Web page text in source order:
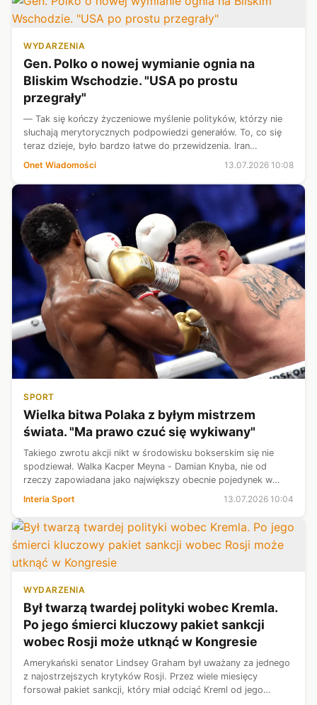
WYDARZENIA
Gen. Polko o nowej wymianie ognia na
Bliskim Wschodzie. "USA po prostu
przegrały"
— Tak się kończy życzeniowe myślenie polityków, którzy nie
słuchają merytorycznych podpowiedzi generałów. To, co się
teraz dzieje, było bardzo łatwe do przewidzenia. Iran
zaatakowany przez USA, uderzył w Saudów, podważając
wiarygodność amerykańską. W...
Onet Wiadomości 13.07.2026 10:08
SPORT
Wielka bitwa Polaka z byłym mistrzem
świata. "Ma prawo czuć się wykiwany"
Takiego zwrotu akcji nikt w środowisku bokserskim się nie
spodziewał. Walka Kacper Meyna - Damian Knyba, nie od
rzeczy zapowiadana jako największy obecnie pojedynek w
polskim boksie, ogłoszony na 3 października w Koszalinie, nie
dojdzie do skutku. Ta...
Interia Sport 13.07.2026 10:04
WYDARZENIA
Był twarzą twardej polityki wobec Kremla.
Po jego śmierci kluczowy pakiet sankcji
wobec Rosji może utknąć w Kongresie
Amerykański senator Lindsey Graham był uważany za jednego
z najostrzejszych krytyków Rosji. Przez wiele miesięcy
forsował pakiet sankcji, który miał odciąć Kreml od jego